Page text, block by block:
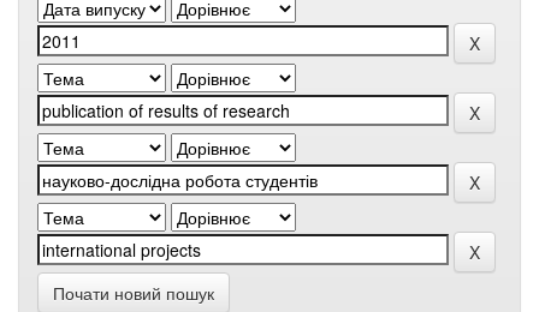
Почати новий пошук